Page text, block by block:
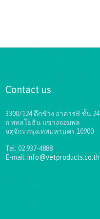
Contact us
3300/124 ตึกช้าง อาคารB ชั้น 24
ถ.พหลโยธิน แขวงจอมพล
จตุจักร กรุงเทพมหานคร 10900
Tel: 02 937-4888
E-mail: info@vetproducts.co.th